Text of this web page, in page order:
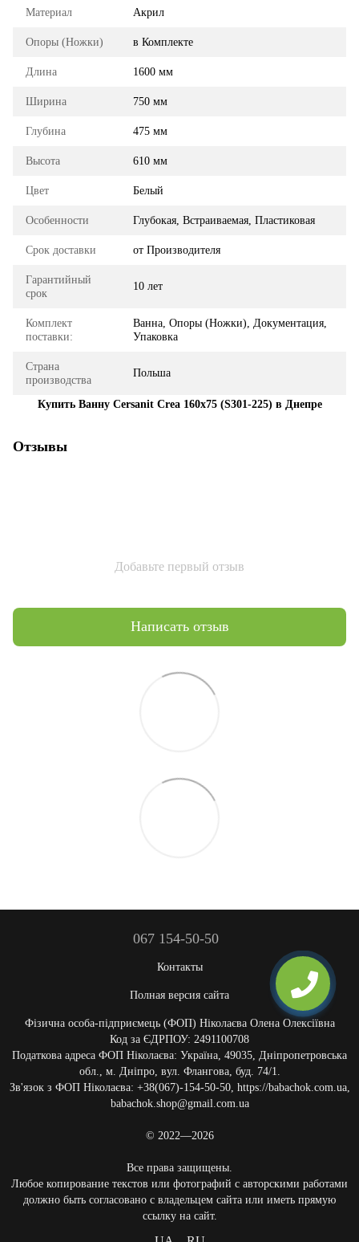
Материал Акрил
Опоры (Ножки) в Комплекте
Длина 1600 мм
Ширина 750 мм
Глубина 475 мм
Высота 610 мм
Цвет Белый
Особенности Глубокая, Встраиваемая, Пластиковая
Срок доставки от Производителя
Гарантийный
срок
10 лет
Комплект
поставки:
Ванна, Опоры (Ножки), Документация,
Упаковка
Страна
производства
Польша
Купить Ванну Cersanit Crea 160x75 (S301-225) в Днепре
Отзывы
Добавьте первый отзыв
Написать отзыв
067 154-50-50
Контакты
Полная версия сайта
Фізична особа-підприємець (ФОП) Ніколаєва Олена Олексіївна
Код за ЄДРПОУ: 2491100708
Податкова адреса ФОП Ніколаєва: Україна, 49035, Дніпропетровська
обл., м. Дніпро, вул. Флангова, буд. 74/1.
Зв'язок з ФОП Ніколаєва: +38(067)-154-50-50, https://babachok.com.ua,
babachok.shop@gmail.com.ua
© 2022—2026
Все права защищены.
Любое копирование текстов или фотографий с авторскими работами
должно быть согласовано с владельцем сайта или иметь прямую
ссылку на сайт.